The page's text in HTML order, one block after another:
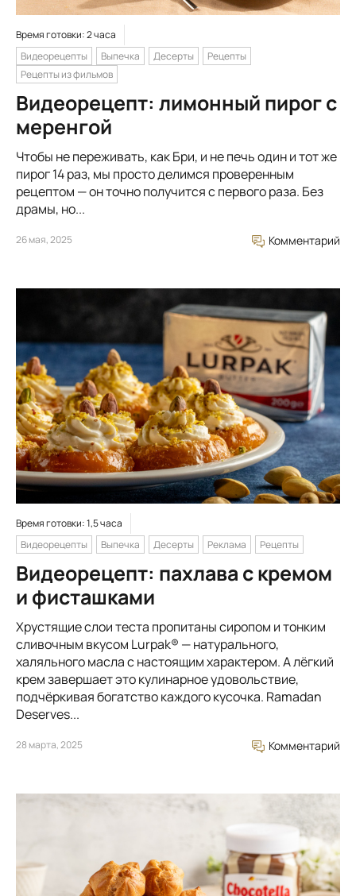
Время готовки: 2 часа
Видеорецепты
Выпечка Десерты
Рецепты
Рецепты из фильмов
Видеорецепт: лимонный пирог с
меренгой
Чтобы не переживать, как Бри, и не печь один и тот же
пирог 14 раз, мы просто делимся проверенным
рецептом — он точно получится с первого раза. Без
драмы, но...
26 мая, 2025 Комментарий
Время готовки: 1,5 часа
Видеорецепты
Выпечка Десерты Реклама Рецепты
Видеорецепт: пахлава с кремом
и фисташками
Хрустящие слои теста пропитаны сиропом и тонким
сливочным вкусом Lurpak® — натурального,
халяльного масла с настоящим характером. А лёгкий
крем завершает это кулинарное удовольствие,
подчёркивая богатство каждого кусочка. Ramadan
Deserves...
28 марта, 2025 Комментарий